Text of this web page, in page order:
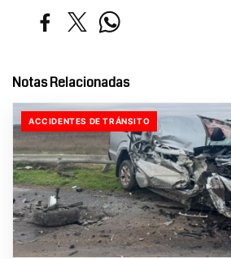
Notas Relacionadas
ACCIDENTES DE TRÁNSITO